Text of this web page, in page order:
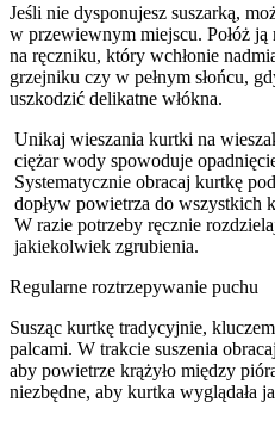
Jeśli nie dysponujesz suszarką,
w przewiewnym miejscu. Połóż ją
na ręczniku, który wchłonie
grzejniku czy w pełnym słońcu,
uszkodzić delikatne włókna.
Unikaj wieszania kurtki na
ciężar wody spowoduje
Systematycznie obracaj kurtkę
dopływ powietrza do wszystkich
W razie potrzeby ręcznie
jakiekolwiek zgrubienia.
Regularne roztrzepywanie puchu
Susząc kurtkę tradycyjnie,
palcami. W trakcie suszenia
aby powietrze krążyło między
niezbędne, aby kurtka wyglądała